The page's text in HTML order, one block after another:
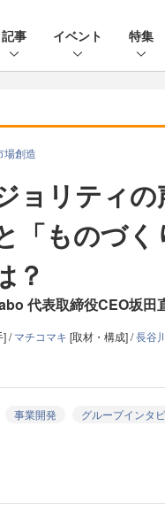
記事 イベント 特集
場創造
ョリティ
「ものづ
？
代表取締役CEO坂田
] /マチコマキ [取材・構成] /長谷
事業開発 グループインタ